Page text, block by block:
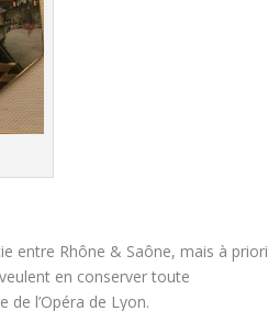
entre Rhône & Saône, mais à priori
en conserver toute
de l’Opéra de Lyon.